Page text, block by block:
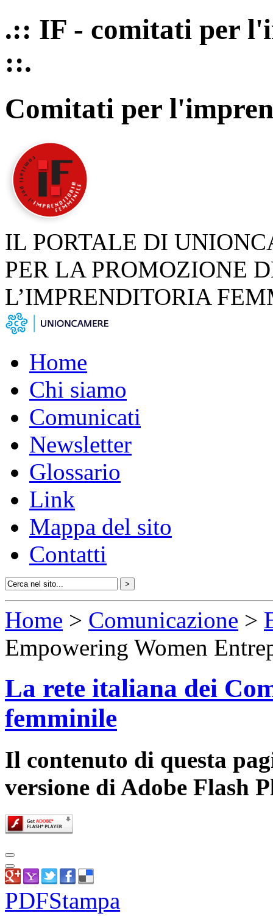
.:: IF - comitati per
::.
Comitati per
IL PORTALE DI
PER LA PROMOZIONE
L’IMPRENDITORIA
Home
Chi siamo
Comunicati
Newsletter
Glossario
Link
Mappa del sito
Contatti
Home > Comunicazione >
Empowering Women
La rete italiana dei
femminile
Il contenuto di questa
versione di Adobe Flash
PDFStampa